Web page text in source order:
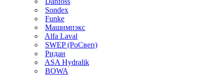
Sondex
Funke
Машимпэкс
Alfa Laval
SWEP (РоСвеп)
Ридан
ASA Hydralik
BOWA